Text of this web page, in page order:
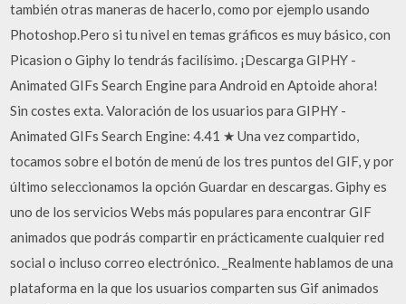
también otras maneras de hacerlo, como por ejemplo usando
Photoshop.Pero si tu nivel en temas gráficos es muy básico, con
Picasion o Giphy lo tendrás facilísimo. ¡Descarga GIPHY -
Animated GIFs Search Engine para Android en Aptoide ahora!
Sin costes exta. Valoración de los usuarios para GIPHY -
Animated GIFs Search Engine: 4.41 ★ Una vez compartido,
tocamos sobre el botón de menú de los tres puntos del GIF, y por
último seleccionamos la opción Guardar en descargas. Giphy es
uno de los servicios Webs más populares para encontrar GIF
animados que podrás compartir en prácticamente cualquier red
social o incluso correo electrónico. _Realmente hablamos de una
plataforma en la que los usuarios comparten sus Gif animados